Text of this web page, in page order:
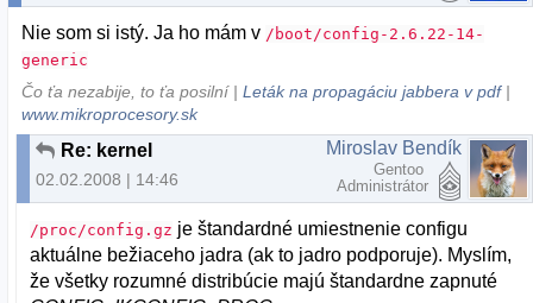
Nie som si istý. Ja ho mám v /boot/config-2.6.22-14-
generic
Čo ťa nezabije, to ťa posilní |Leták na propagáciu jabbera v pdf|
www.mikroprocesory.sk
Re: kernel
02.02.2008 | 14:46
Miroslav Bendík
Gentoo
Administrátor
/proc/config.gz je štandardné umiestnenie configu
aktuálne bežiaceho jadra (ak to jadro podporuje). Myslím,
že všetky rozumné distribúcie majú štandardne zapnuté